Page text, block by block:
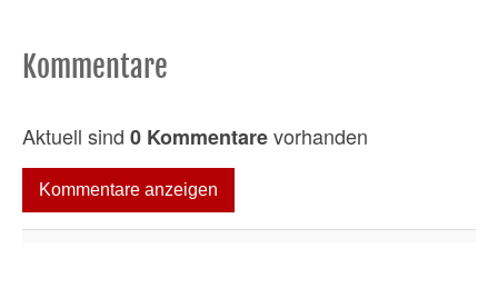
Kommentare
Aktuell sind 0 Kommentarevorhanden
Kommentare anzeigen